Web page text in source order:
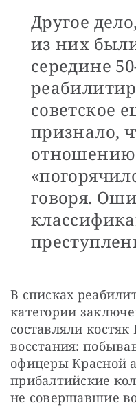
Другое
из них
середине
советское
признало,
говоря.
В списках
категории
составляли костяк
восстания:
офицеры Красной
прибалтийские
не совершавшие